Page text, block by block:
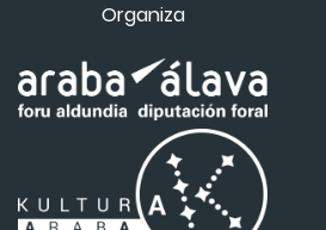
Organiza